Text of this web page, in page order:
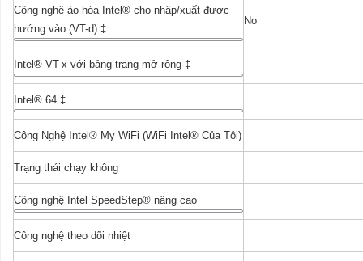
Công nghệ ảo hóa Intel® cho nhập/xuất được
hướng vào (VT-d) ‡
No
Intel® VT-x với bảng trang mở rộng ‡
Intel® 64 ‡
Công Nghệ Intel® My WiFi (WiFi Intel® Của Tôi)
Trạng thái chạy không
Công nghệ Intel SpeedStep® nâng cao
Công nghệ theo dõi nhiệt